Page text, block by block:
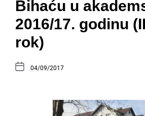
Bihaću u
2016/17. godinu
rok)
04/09/2017